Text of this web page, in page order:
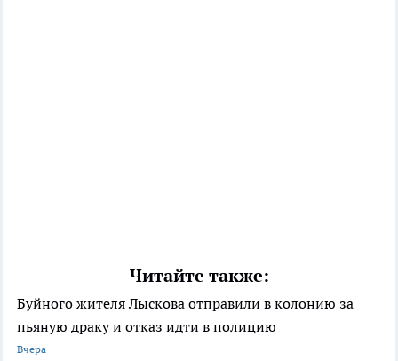
Читайте также:
Буйного жителя Лыскова отправили в колонию за
пьяную драку и отказ идти в полицию
Вчера